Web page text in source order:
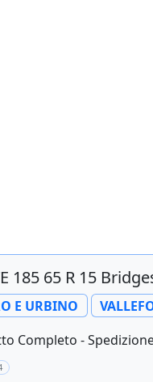
185 65 R 15
E URBINO
Completo -